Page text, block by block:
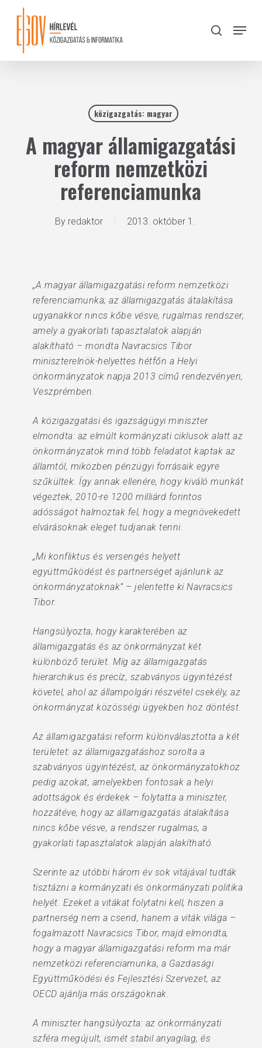
content
search
Menu
közigazgatás: magyar
A magyar államigazgatási
reform nemzetközi
referenciamunka
By redaktor 2013. október 1.
„A magyar államigazgatási reform nemzetközi
referenciamunka; az államigazgatás átalakítása
ugyanakkor nincs kőbe vésve, rugalmas rendszer,
amely a gyakorlati tapasztalatok alapján
alakítható – mondta Navracsics Tibor
miniszterelnök-helyettes hétfőn a Helyi
önkormányzatok napja 2013 című rendezvényen,
Veszprémben.
A közigazgatási és igazságügyi miniszter
elmondta: az elmúlt kormányzati ciklusok alatt az
önkormányzatok mind több feladatot kaptak az
államtól, miközben pénzügyi forrásaik egyre
szűkültek. Így annak ellenére, hogy kiváló munkát
végeztek, 2010-re 1200 milliárd forintos
adósságot halmoztak fel, hogy a megnövekedett
elvárásoknak eleget tudjanak tenni.
„Mi konfliktus és versengés helyett
együttműködést és partnerséget ajánlunk az
önkormányzatoknak” – jelentette ki Navracsics
Tibor.
Hangsúlyozta, hogy karakterében az
államigazgatás és az önkormányzat két
különböző terület. Míg az államigazgatás
hierarchikus és precíz, szabványos ügyintézést
követel, ahol az állampolgári részvétel csekély, az
önkormányzat közösségi ügyekben hoz döntést.
Az államigazgatási reform különválasztotta a két
területet: az államigazgatáshoz sorolta a
szabványos ügyintézést, az önkormányzatokhoz
pedig azokat, amelyekben fontosak a helyi
adottságok és érdekek – folytatta a miniszter,
hozzátéve, hogy az államigazgatás átalakítása
nincs kőbe vésve, a rendszer rugalmas, a
gyakorlati tapasztalatok alapján alakítható.
Szerinte az utóbbi három év sok vitájával tudták
tisztázni a kormányzati és önkormányzati politika
helyét. Ezeket a vitákat folytatni kell, hiszen a
partnerség nem a csend, hanem a viták világa –
fogalmazott Navracsics Tibor, majd elmondta,
hogy a magyar államigazgatási reform ma már
nemzetközi referenciamunka, a Gazdasági
Együttműködési és Fejlesztési Szervezet, az
OECD ajánlja más országoknak.
A miniszter hangsúlyozta: az önkormányzati
szféra megújult, ismét stabil anyagilag, és
Close